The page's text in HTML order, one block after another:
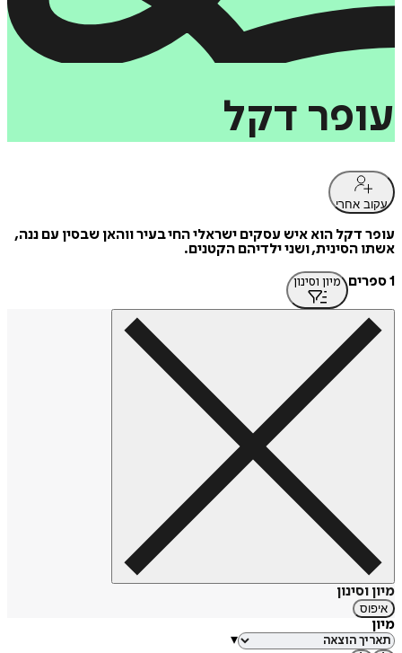
עופר דקל
עקוב אחרי
עופר דקל הוא איש עסקים ישראלי החי בעיר ווהאן שבסין עם ננה,
אשתו הסינית, ושני ילדיהם הקטנים.
1 ספרים
מיון וסינון
מיון וסינון
איפוס
מיון
▾